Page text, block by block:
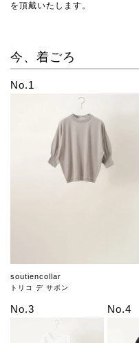
を頂戴いたします。
今、着ごろ
No.1
soutiencollar
トリコ デ サボン
No.3 No.4